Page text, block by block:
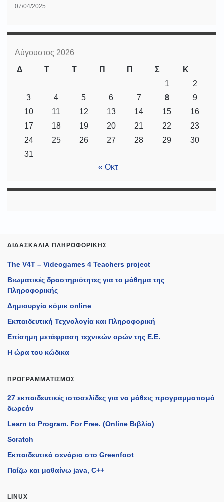
07/04/2025
Αύγουστος 2026
Δ
Τ Τ Π Π Σ
Κ
1
2
3
4 5 6 7 8
9
10
11 12 13 14 15
16
17
18 19 20 21 22
23
24
25 26 27 28 29
30
31
« Οκτ
ΔΙΔΑΣΚΑΛΊΑ ΠΛΗΡΟΦΟΡΙΚΉΣ
The V4T – Videogames 4 Teachers project
Βιωματικές δραστηριότητες για το μάθημα της
Πληροφορικής
Δημιουργία κόμικ online
Εκπαιδευτική Τεχνολογία και Πληροφορική
Επίσημη μετάφραση τεχνικών ορών της Ε.Ε.
Η ώρα του κώδικα
ΠΡΟΓΡΑΜΜΑΤΙΣΜΌΣ
27 εκπαιδευτικές ιστοσελίδες για να μάθεις προγραμματισμό
δωρεάν
Learn to Program. For Free. (Online Βιβλία)
Scratch
Εκπαιδευτικά σενάρια στο Greenfoot
Παίζω και μαθαίνω java, C++
LINUX